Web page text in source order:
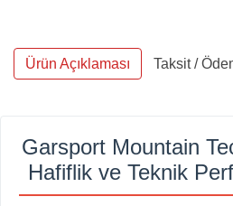
Ürün Açıklaması Taksit /
Garsport Mountain
Hafiflik ve Teknik